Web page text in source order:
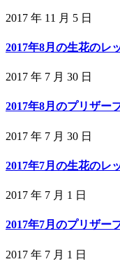
2017 年 11 月 5 日
2017年8月の生花のレ
2017 年 7 月 30 日
2017年8月のプリザー
2017 年 7 月 30 日
2017年7月の生花のレ
2017 年 7 月 1 日
2017年7月のプリザー
2017 年 7 月 1 日